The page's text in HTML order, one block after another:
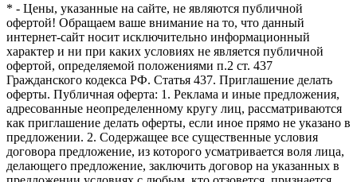
* - Цены, указанные на сайте, не являются публичной
офертой! Обращаем ваше внимание на то, что данный
интернет-сайт носит исключительно информационный
характер и ни при каких условиях не является публичной
офертой, определяемой положениями п.2 ст. 437
Гражданского кодекса РФ. Статья 437. Приглашение делать
оферты. Публичная оферта: 1. Реклама и иные предложения,
адресованные неопределенному кругу лиц, рассматриваются
как приглашение делать оферты, если иное прямо не указано в
предложении. 2. Содержащее все существенные условия
договора предложение, из которого усматривается воля лица,
делающего предложение, заключить договор на указанных в